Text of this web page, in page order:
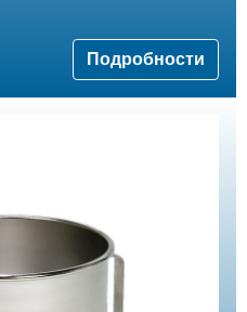
Подробности